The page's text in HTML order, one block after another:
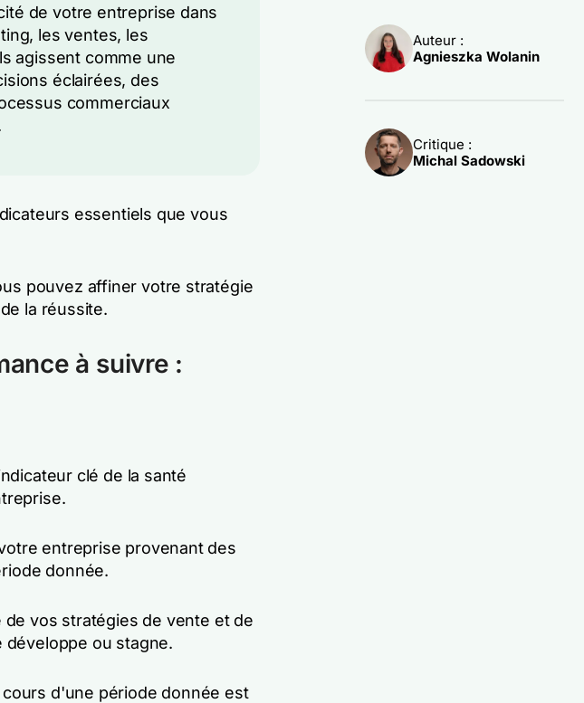
de votre entreprise dans
les ventes, les
agissent comme une
éclairées, des
commerciaux
essentiels que vous
pouvez affiner votre stratégie
la réussite.
à suivre :
clé de la santé
entreprise provenant des
donnée.
vos stratégies de vente et de
ou stagne.
d'une période donnée est
Auteur :
Agnieszka Wolanin
Critique :
Michal Sadowski